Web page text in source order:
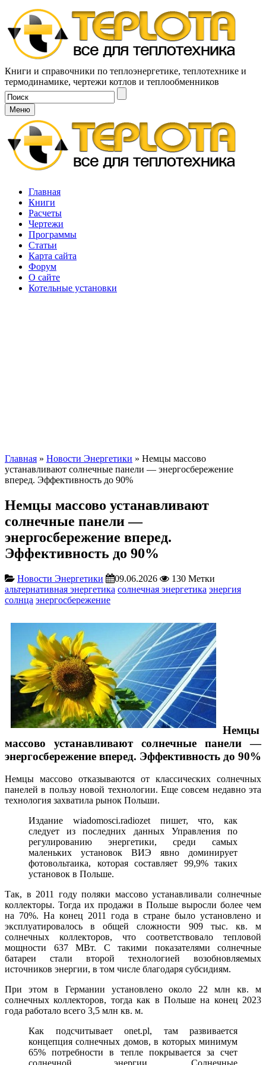
Книги и справочники по теплоэнергетике, теплотехнике и
термодинамике, чертежи котлов и теплообменников
Меню
Главная
Книги
Расчеты
Чертежи
Программы
Статьи
Карта сайта
Форум
О сайте
Котельные установки
Главная » Новости Энергетики » Немцы массово
устанавливают солнечные панели — энергосбережение
вперед. Эффективность до 90%
Немцы массово устанавливают
солнечные панели —
энергосбережение вперед.
Эффективность до 90%
Новости Энергетики 09.06.2026 130 Метки
альтернативная энергетика солнечная энергетика энергия
солнца энергосбережение
Немцы
массово устанавливают солнечные панели —
энергосбережение вперед. Эффективность до 90%
Немцы массово отказываются от классических солнечных
панелей в пользу новой технологии. Еще совсем недавно эта
технология захватила рынок Польши.
Издание wiadomosci.radiozet пишет, что, как
следует из последних данных Управления по
регулированию энергетики, среди самых
маленьких установок ВИЭ явно доминирует
фотовольтаика, которая составляет 99,9% таких
установок в Польше.
Так, в 2011 году поляки массово устанавливали солнечные
коллекторы. Тогда их продажи в Польше выросли более чем
на 70%. На конец 2011 года в стране было установлено и
эксплуатировалось в общей сложности 909 тыс. кв. м
солнечных коллекторов, что соответствовало тепловой
мощности 637 МВт. С такими показателями солнечные
батареи стали второй технологией возобновляемых
источников энергии, в том числе благодаря субсидиям.
При этом в Германии установлено около 22 млн кв. м
солнечных коллекторов, тогда как в Польше на конец 2023
года работало всего 3,5 млн кв. м.
Как подсчитывает onet.pl, там развивается
концепция солнечных домов, в которых минимум
65% потребности в тепле покрывается за счет